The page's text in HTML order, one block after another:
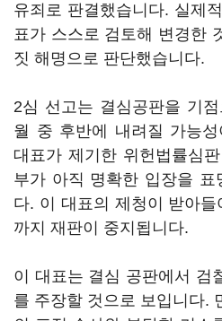
유죄로 판결했습니다. 실제
표가 스스로 검토해 변경한
짓 해명으로 판단했습니다.
2심 선고는 결심공판을 기
월 중 후반에 내려질 가능성
대표가 제기한 위헌법률심
부가 아직 명확한 입장을 표
다. 이 대표의 제청이 받아
까지 재판이 중지됩니다.
이 대표는 결심 공판에서 검
를 주장할 것으로 보입니다.